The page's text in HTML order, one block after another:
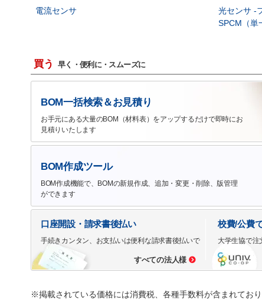
電流センサ
光センサ -
SPCM（単
買う 早く・便利に・スムーズに
BOM一括検索＆お見積り
お手元にある大量のBOM（材料表）をアップするだけで即時にお
見積りいたします
BOM作成ツール
BOM作成機能で、BOMの新規作成、追加・変更・削除、版管理
ができます
口座開設・請求書後払い
手続きカンタン、お支払いは便利な請求書後払いで
すべての法人様
校費/公費
大学生協で注
※掲載されている価格には消費税、各種手数料が含まれてお